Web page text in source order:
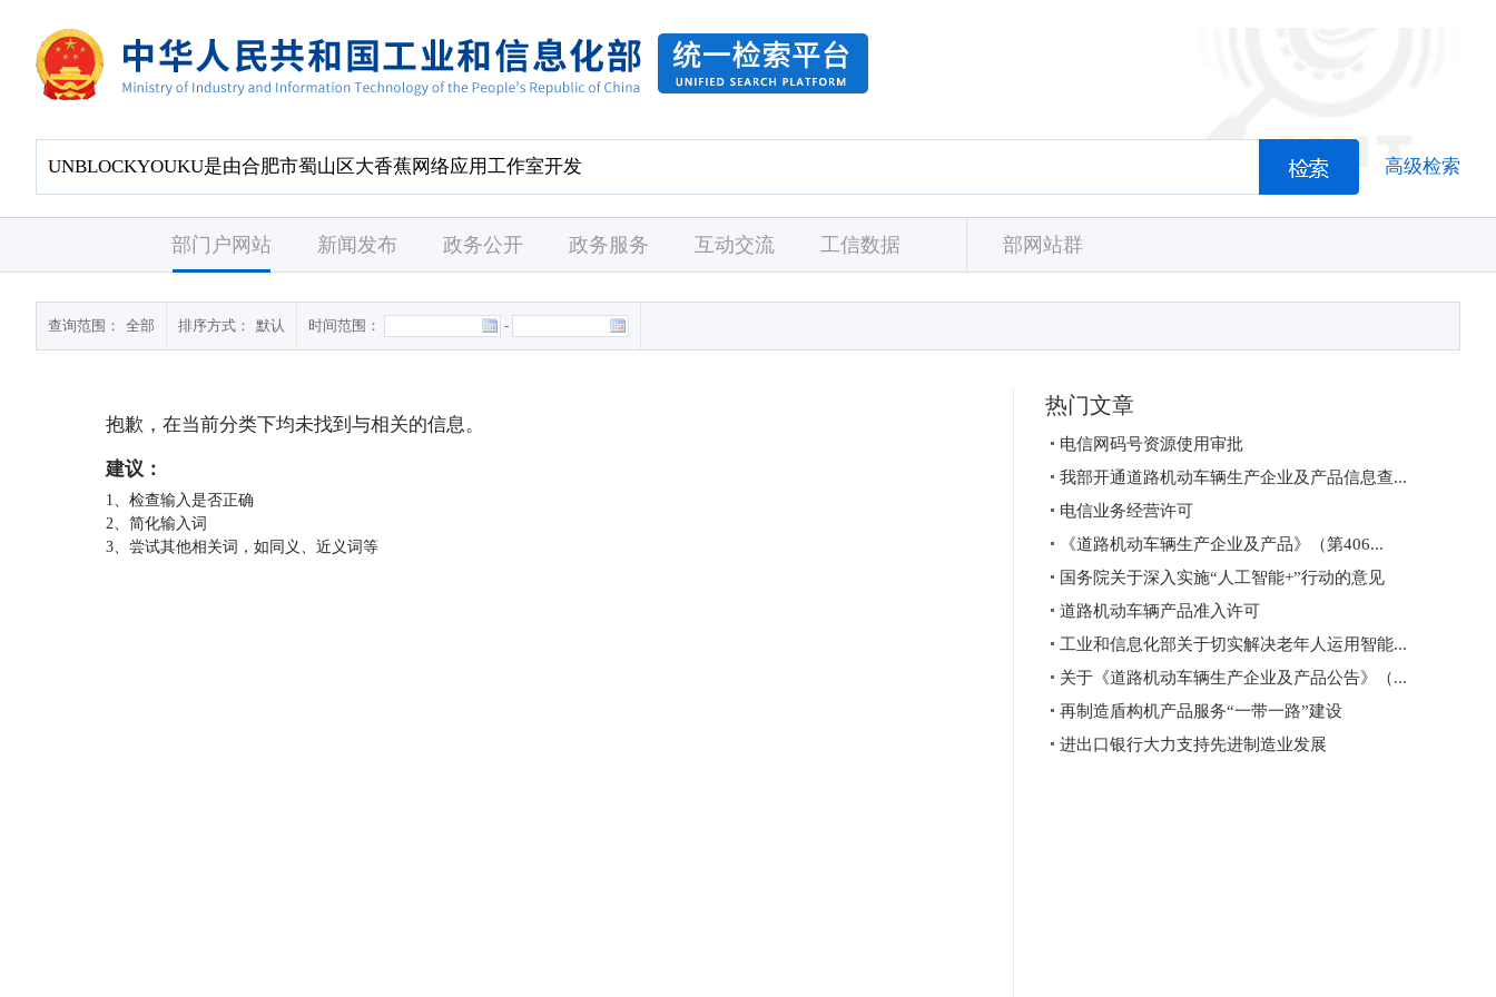
高级检索
部门户网站 新闻发布 政务公开 政务服务 互动交流 工信数据 部网站群
查询范围： 全部 排序方式： 默认 时间范围： -
抱歉，在当前分类下均未找到与相关的信息。
建议：
1、检查输入是否正确
2、简化输入词
3、尝试其他相关词，如同义、近义词等
热门文章
电信网码号资源使用审批
我部开通道路机动车辆生产企业及产品信息查...
电信业务经营许可
《道路机动车辆生产企业及产品》（第406...
国务院关于深入实施“人工智能+”行动的意见
道路机动车辆产品准入许可
工业和信息化部关于切实解决老年人运用智能...
关于《道路机动车辆生产企业及产品公告》（...
再制造盾构机产品服务“一带一路”建设
进出口银行大力支持先进制造业发展